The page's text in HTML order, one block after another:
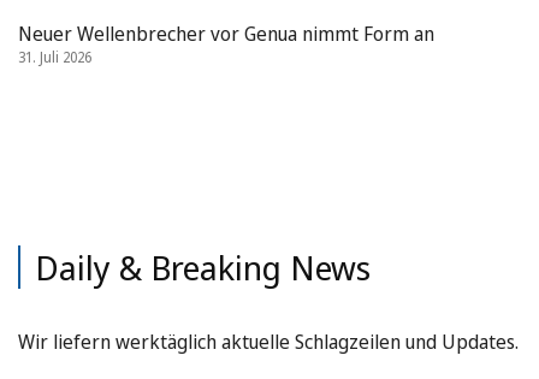
Neuer Wellenbrecher vor Genua nimmt Form an
31. Juli 2026
Daily & Breaking News
Wir liefern werktäglich aktuelle Schlagzeilen und Updates.